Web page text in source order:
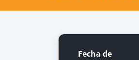
Fecha de